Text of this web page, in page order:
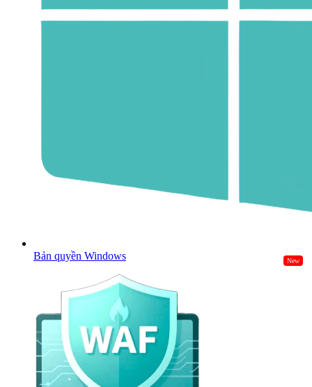
Bản quyền Windows New